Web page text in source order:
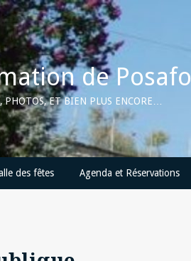
de Posafol
PHOTOS, ET BIEN PLUS ENCORE…
des fêtes Agenda et Réservations